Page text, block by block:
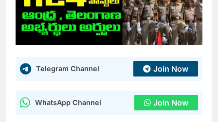
Telegram Channel Join Now
WhatsApp Channel Join Now